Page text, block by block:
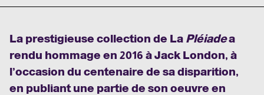
La prestigieuse collection de La Pléiadea
rendu hommage en 2016 à Jack London, à
l’occasion du centenaire de sa disparition,
en publiant une partie de son oeuvre en